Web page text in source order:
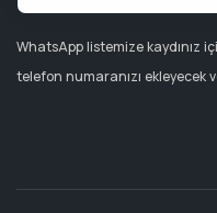
WhatsApp listemize kaydınız
telefon numaranızı ekleyecek